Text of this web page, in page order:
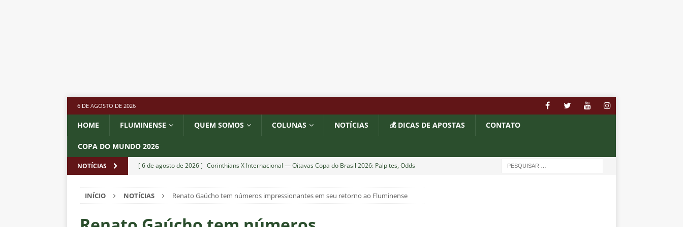
6 DE AGOSTO DE 2026
HOME FLUMINENSE QUEM SOMOS COLUNAS NOTÍCIAS 💰 DICAS DE APOSTAS CONTATO
COPA DO MUNDO 2026
NOTÍCIAS [ 6 de agosto de 2026 ] Corinthians X Internacional — Oitavas Copa do Brasil 2026: Palpites, Odds
[ 6 de agosto de 2026 ] “Assassinato da alma do torcedor”: Vinicius Toledo detona eliminação do
Fluminense para o Vasco e cobra “olho da rua” para diretoria e Zubeldía
INÍCIO NOTÍCIAS Renato Gaúcho tem números impressionantes em seu retorno ao Fluminense